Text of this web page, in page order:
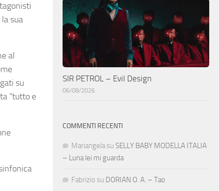
sua
al
su
“tutto e
SIR PETROL – Evil Design
06/08/2026
COMMENTI RECENTI
Mariangela su SELLY BABY MODELLA ITALIA
– Luna lei mi guarda
Fabrizio su DORIAN O. A. – Tao